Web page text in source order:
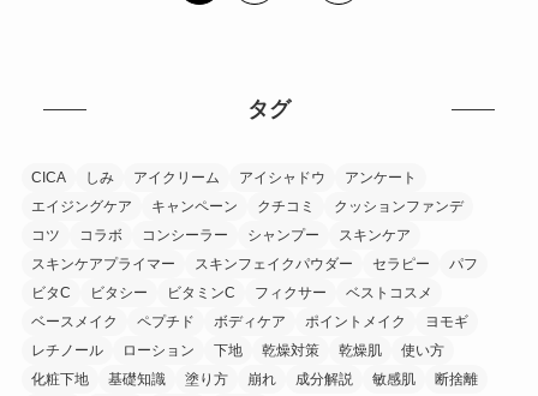
タグ
CICA しみ アイクリーム アイシャドウ
アンケート
エイジングケア
キャンペーン クチコミ
クッションファンデ
コツ
コラボ コンシーラー シャンプー
スキンケア
スキンケアプライマー
スキンフェイクパウダー セラピー
パフ
ビタC
ビタシー ビタミンC フィクサー
ベストコスメ
ベースメイク
ペプチド ボディケア ポイントメイク
ヨモギ
レチノール
ローション 下地 乾燥対策 乾燥肌
使い方
化粧下地
基礎知識 塗り方 崩れ 成分解説 敏感肌
断捨離